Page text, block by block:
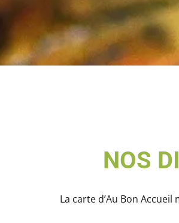
NOS
La carte d’Au Bon